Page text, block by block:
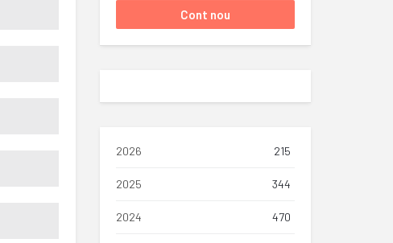
2026 215
2025 344
2024 470